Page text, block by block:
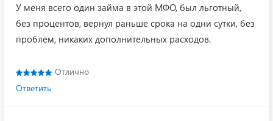
У меня всего один займа в этой МФО, был льготный,
без процентов, вернул раньше срока на одни сутки, без
проблем, никаких дополнительных расходов.
Отлично
Ответить